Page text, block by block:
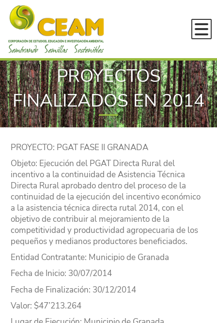
Inicio
Conócenos
¿En qué estamos?
DESARROLLO RURAL
GESTIÓN AMBIENTAL Y
EDUCACIÓN E INVESTIGACIÓN
Servicios
Novedades
Proyectos en ejecución
Experiencias 2023
Experiencias 2022
Experiencias 2021
Experiencias 2020
Experiencias 2017
Publicaciones
Bitácoras SPG
Cartillas
PROYECTOS
FINALIZADOS EN 2014
PROYECTO: PGAT FASE II GRANADA
Objeto: Ejecución del PGAT Directa Rural del
incentivo a la continuidad de Asistencia Técnica
Directa Rural aprobado dentro del proceso de la
continuidad de la ejecución del incentivo económico
a la asistencia técnica directa rutal 2014, con el
objetivo de contribuir al mejoramiento de la
competitividad y productividad agropecuaria de los
pequeños y medianos productores beneficiados.
Entidad Contratante: Municipio de Granada
Fecha de Inicio: 30/07/2014
Fecha de Finalización: 30/12/2014
Valor: $47’213.264